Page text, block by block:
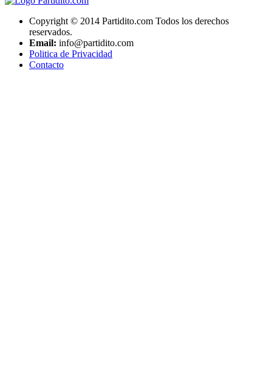
Copyright © 2014 Partidito.com Todos los derechos
reservados.
Email: info@partidito.com
Politica de Privacidad
Contacto